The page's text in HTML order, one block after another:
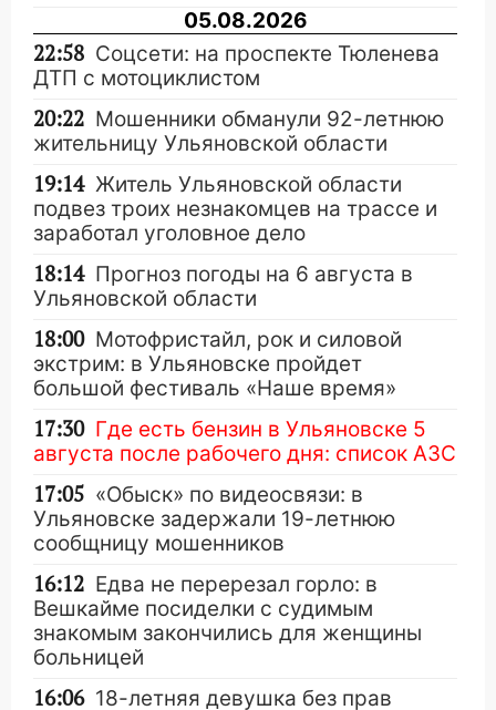
05.08.2026
22:58 Соцсети: на проспекте Тюленева
ДТП с мотоциклистом
20:22 Мошенники обманули 92-летнюю
жительницу Ульяновской области
19:14 Житель Ульяновской области
подвез троих незнакомцев на трассе и
заработал уголовное дело
18:14 Прогноз погоды на 6 августа в
Ульяновской области
18:00 Мотофристайл, рок и силовой
экстрим: в Ульяновске пройдет
большой фестиваль «Наше время»
17:30 Где есть бензин в Ульяновске 5
августа после рабочего дня: список АЗС
17:05 «Обыск» по видеосвязи: в
Ульяновске задержали 19-летнюю
сообщницу мошенников
16:12 Едва не перерезал горло: в
Вешкайме посиделки с судимым
знакомым закончились для женщины
больницей
16:06 18-летняя девушка без прав